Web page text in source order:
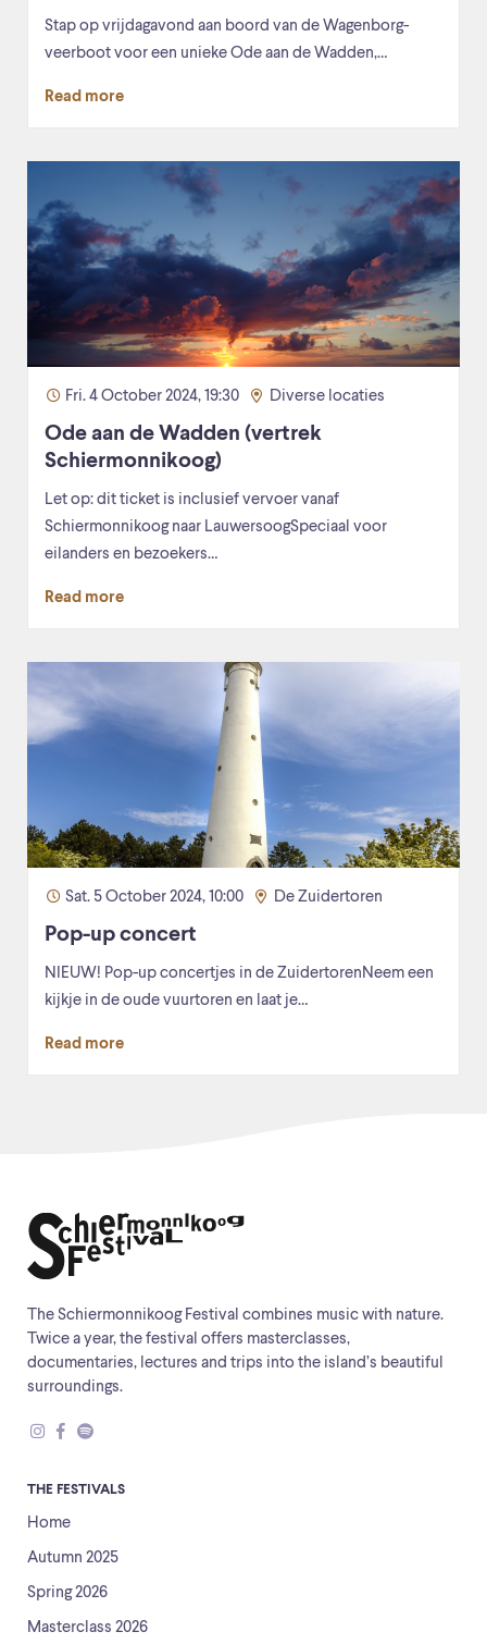
Stap op vrijdagavond aan boord van de Wagenborg-
veerboot voor een unieke Ode aan de Wadden,…
Read more
Fri. 4 October 2024, 19:30 Diverse locaties
Ode aan de Wadden (vertrek
Schiermonnikoog)
Let op: dit ticket is inclusief vervoer vanaf
Schiermonnikoog naar LauwersoogSpeciaal voor
eilanders en bezoekers…
Read more
Sat. 5 October 2024, 10:00 De Zuidertoren
Pop-up concert
NIEUW! Pop-up concertjes in de ZuidertorenNeem een
kijkje in de oude vuurtoren en laat je…
Read more
The Schiermonnikoog Festival combines music with nature.
Twice a year, the festival offers masterclasses,
documentaries, lectures and trips into the island’s beautiful
surroundings.
THE FESTIVALS
Home
Autumn 2025
Spring 2026
Masterclass 2026